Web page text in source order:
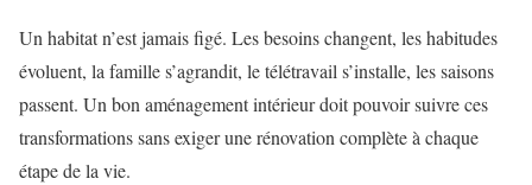
Un habitat n’est jamais figé. Les besoins changent, les habitudes
évoluent, la famille s’agrandit, le télétravail s’installe, les saisons
passent. Un bon aménagement intérieur doit pouvoir suivre ces
transformations sans exiger une rénovation complète à chaque
étape de la vie.